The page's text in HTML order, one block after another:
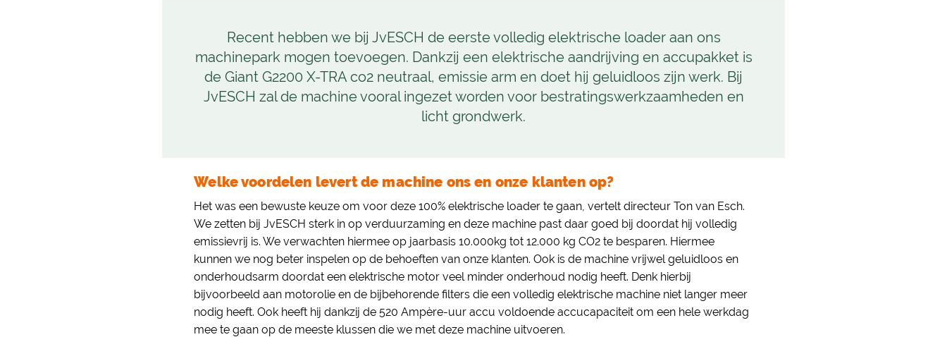
Recent hebben we bij JvESCH de eerste volledig elektrische loader aan ons
machinepark mogen toevoegen. Dankzij een elektrische aandrijving en accupakket is
de Giant G2200 X-TRA co2 neutraal, emissie arm en doet hij geluidloos zijn werk. Bij
JvESCH zal de machine vooral ingezet worden voor bestratingswerkzaamheden en
licht grondwerk.
Welke voordelen levert de machine ons en onze klanten op?
Het was een bewuste keuze om voor deze 100% elektrische loader te gaan, vertelt directeur Ton van Esch.
We zetten bij JvESCH sterk in op verduurzaming en deze machine past daar goed bij doordat hij volledig
emissievrij is. We verwachten hiermee op jaarbasis 10.000kg tot 12.000 kg CO2 te besparen. Hiermee
kunnen we nog beter inspelen op de behoeften van onze klanten. Ook is de machine vrijwel geluidloos en
onderhoudsarm doordat een elektrische motor veel minder onderhoud nodig heeft. Denk hierbij
bijvoorbeeld aan motorolie en de bijbehorende filters die een volledig elektrische machine niet langer meer
nodig heeft. Ook heeft hij dankzij de 520 Ampère-uur accu voldoende accucapaciteit om een hele werkdag
mee te gaan op de meeste klussen die we met deze machine uitvoeren.